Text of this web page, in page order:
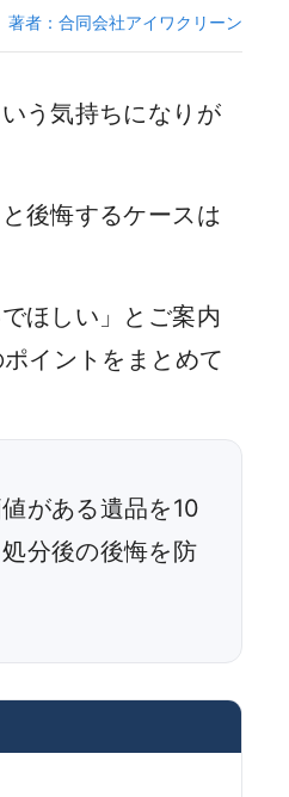
著者：合同会社アイワクリーン
う気持ちになりが
後悔するケースは
ほしい」とご案内
イントをまとめて
がある遺品を10
分後の後悔を防